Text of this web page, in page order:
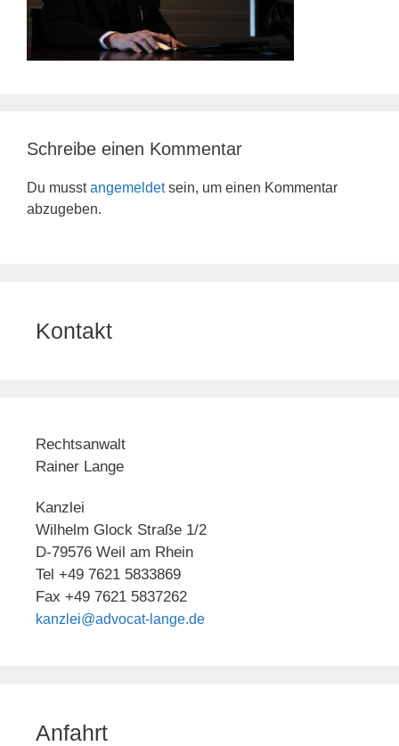
Schreibe einen Kommentar
Du musstangemeldetsein, um einen Kommentar
abzugeben.
Kontakt
Rechtsanwalt
Rainer Lange
Kanzlei
Wilhelm Glock Straße 1/2
D-79576 Weil am Rhein
Tel +49 7621 5833869
Fax +49 7621 5837262
kanzlei@advocat-lange.de
Anfahrt